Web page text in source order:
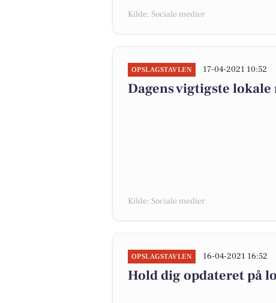
Kilde: Sociale medier
OPSLAGSTAVLEN 17-04-2021 10:52
Dagens vigtigste
Kilde: Sociale medier
OPSLAGSTAVLEN 16-04-2021 16:52
Hold dig opdateret på